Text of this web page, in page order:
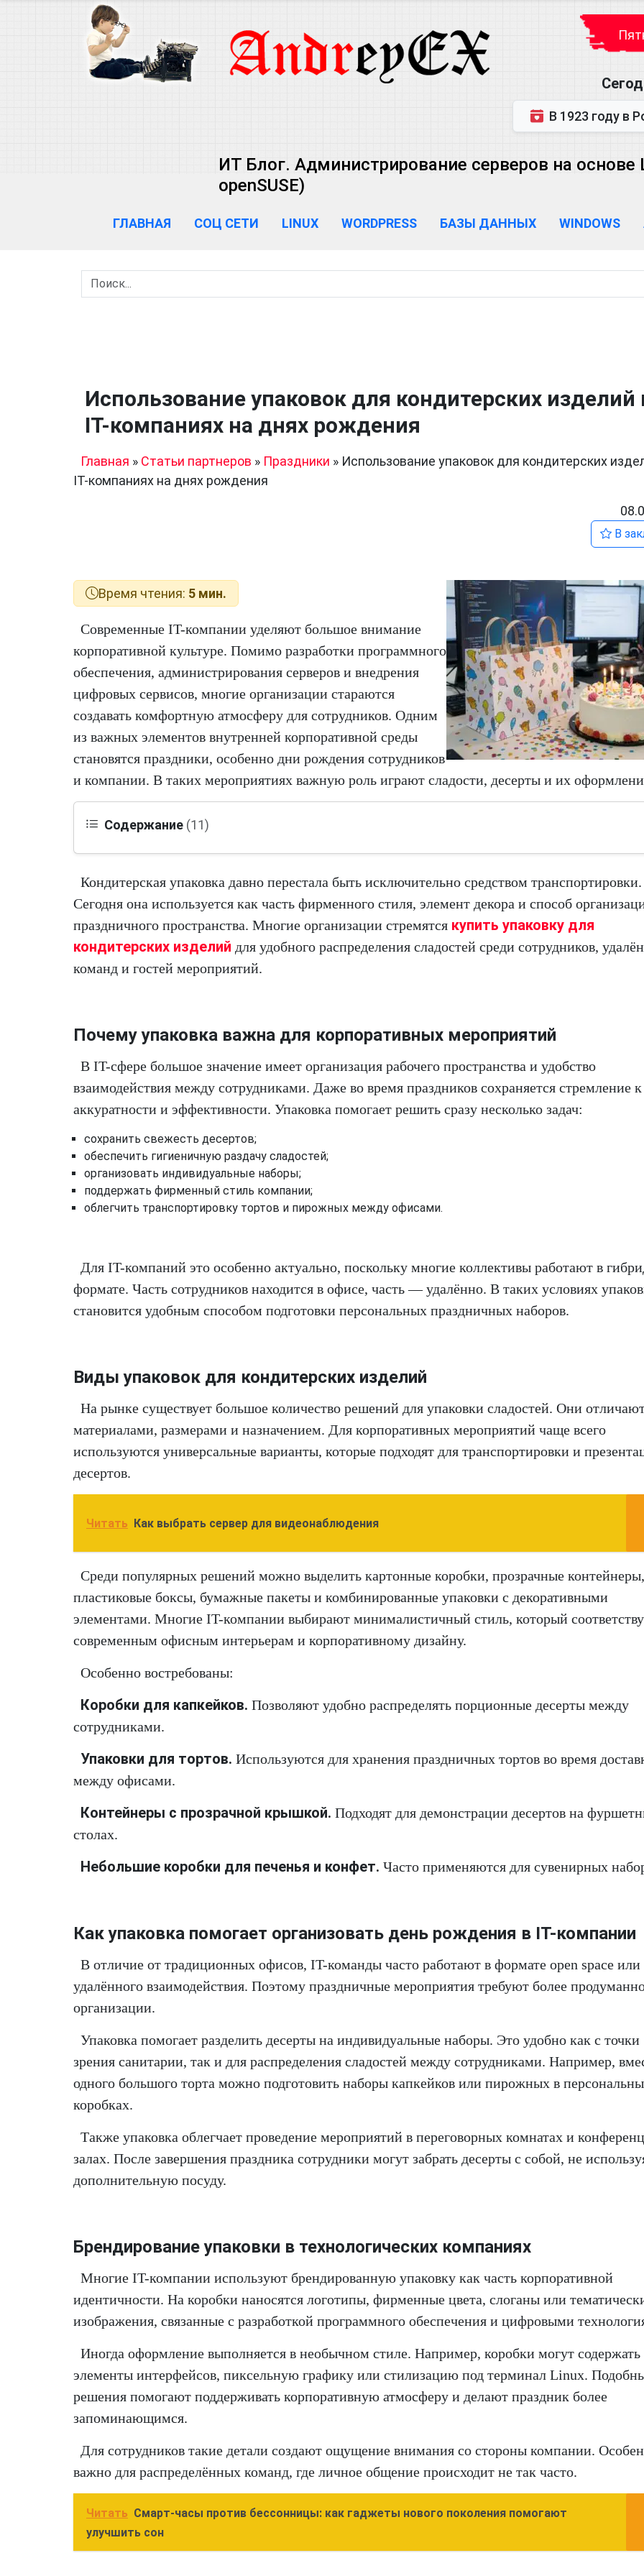
В 1923 году в Ростове-на-Дону
ИТ Блог. Администрирование серверов на основе
openSUSE)
ГЛАВНАЯ СОЦ СЕТИ LINUX WORDPRESS БАЗЫ ДАННЫХ WINDOWS
Использование упаковок для кондитерских изделий
IT-компаниях на днях рождения
Главная » Статьи партнеров » Праздники » Использование упаковок для кондитерских
IT-компаниях на днях рождения
В
Время чтения: 5 мин.
Современные IT-компании уделяют большое внимание
корпоративной культуре. Помимо разработки программного
обеспечения, администрирования серверов и внедрения
цифровых сервисов, многие организации стараются
создавать комфортную атмосферу для сотрудников. Одним
из важных элементов внутренней корпоративной среды
становятся праздники, особенно дни рождения сотрудников
и компании. В таких мероприятиях важную роль играют сладости, десерты и их
Содержание (11)
Кондитерская упаковка давно перестала быть исключительно средством транспортировки.
Сегодня она используется как часть фирменного стиля, элемент декора и способ
праздничного пространства. Многие организации стремятся купить упаковку для
кондитерских изделий для удобного распределения сладостей среди сотрудников,
команд и гостей мероприятий.
Почему упаковка важна для корпоративных мероприятий
В IT-сфере большое значение имеет организация рабочего пространства и удобство
взаимодействия между сотрудниками. Даже во время праздников сохраняется стремление к
аккуратности и эффективности. Упаковка помогает решить сразу несколько задач:
сохранить свежесть десертов;
обеспечить гигиеничную раздачу сладостей;
организовать индивидуальные наборы;
поддержать фирменный стиль компании;
облегчить транспортировку тортов и пирожных между офисами.
Для IT-компаний это особенно актуально, поскольку многие коллективы работают в
формате. Часть сотрудников находится в офисе, часть — удалённо. В таких условиях
становится удобным способом подготовки персональных праздничных наборов.
Виды упаковок для кондитерских изделий
На рынке существует большое количество решений для упаковки сладостей. Они
материалами, размерами и назначением. Для корпоративных мероприятий чаще всего
используются универсальные варианты, которые подходят для транспортировки и
десертов.
Читать Как выбрать сервер для видеонаблюдения
Среди популярных решений можно выделить картонные коробки, прозрачные контейнеры,
пластиковые боксы, бумажные пакеты и комбинированные упаковки с декоративными
элементами. Многие IT-компании выбирают минималистичный стиль, который
современным офисным интерьерам и корпоративному дизайну.
Особенно востребованы:
Коробки для капкейков. Позволяют удобно распределять порционные десерты между
сотрудниками.
Упаковки для тортов. Используются для хранения праздничных тортов во время
между офисами.
Контейнеры с прозрачной крышкой. Подходят для демонстрации десертов на
столах.
Небольшие коробки для печенья и конфет. Часто применяются для сувенирных
Как упаковка помогает организовать день рождения в IT-компании
В отличие от традиционных офисов, IT-команды часто работают в формате open space или
удалённого взаимодействия. Поэтому праздничные мероприятия требуют более
организации.
Упаковка помогает разделить десерты на индивидуальные наборы. Это удобно как с точки
зрения санитарии, так и для распределения сладостей между сотрудниками. Например,
одного большого торта можно подготовить наборы капкейков или пирожных в
коробках.
Также упаковка облегчает проведение мероприятий в переговорных комнатах и
залах. После завершения праздника сотрудники могут забрать десерты с собой, не
дополнительную посуду.
Брендирование упаковки в технологических компаниях
Многие IT-компании используют брендированную упаковку как часть корпоративной
идентичности. На коробки наносятся логотипы, фирменные цвета, слоганы или
изображения, связанные с разработкой программного обеспечения и цифровыми
Иногда оформление выполняется в необычном стиле. Например, коробки могут содержать
элементы интерфейсов, пиксельную графику или стилизацию под терминал Linux.
решения помогают поддерживать корпоративную атмосферу и делают праздник более
запоминающимся.
Для сотрудников такие детали создают ощущение внимания со стороны компании.
важно для распределённых команд, где личное общение происходит не так часто.
Читать Смарт-часы против бессонницы: как гаджеты нового поколения помогают
улучшить сон